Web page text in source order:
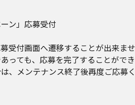
ン」応募受付
受付画面へ遷移することが出来ませ
っても、応募を完了することができ
メンテナンス終了後再度ご応募く